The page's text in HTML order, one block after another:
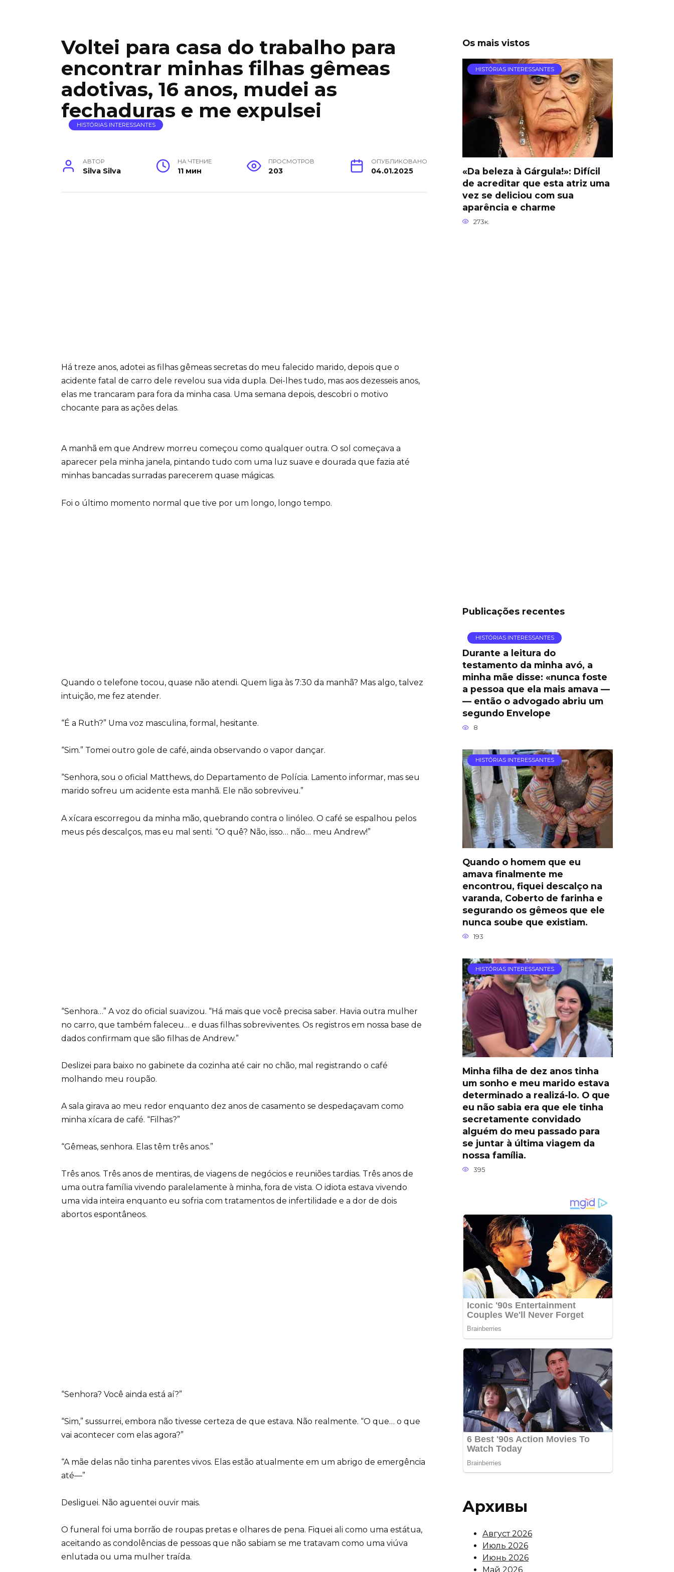
Voltei para casa do trabalho para
encontrar minhas filhas gêmeas
adotivas, 16 anos, mudei as
fechaduras e me expulsei
HISTÓRIAS INTERESSANTES
АВТОР
Silva Silva
НА ЧТЕНИЕ
11 мин
ПРОСМОТРОВ
203
ОПУБЛИКОВАНО
04.01.2025
Há treze anos, adotei as filhas gêmeas secretas do meu falecido marido, depois que o
acidente fatal de carro dele revelou sua vida dupla. Dei-lhes tudo, mas aos dezesseis anos,
elas me trancaram para fora da minha casa. Uma semana depois, descobri o motivo
chocante para as ações delas.
A manhã em que Andrew morreu começou como qualquer outra. O sol começava a
aparecer pela minha janela, pintando tudo com uma luz suave e dourada que fazia até
minhas bancadas surradas parecerem quase mágicas.
Foi o último momento normal que tive por um longo, longo tempo.
Quando o telefone tocou, quase não atendi. Quem liga às 7:30 da manhã? Mas algo, talvez
intuição, me fez atender.
“É a Ruth?” Uma voz masculina, formal, hesitante.
“Sim.” Tomei outro gole de café, ainda observando o vapor dançar.
“Senhora, sou o oficial Matthews, do Departamento de Polícia. Lamento informar, mas seu
marido sofreu um acidente esta manhã. Ele não sobreviveu.”
A xícara escorregou da minha mão, quebrando contra o linóleo. O café se espalhou pelos
meus pés descalços, mas eu mal senti. “O quê? Não, isso… não… meu Andrew!”
“Senhora…” A voz do oficial suavizou. “Há mais que você precisa saber. Havia outra mulher
no carro, que também faleceu… e duas filhas sobreviventes. Os registros em nossa base de
dados confirmam que são filhas de Andrew.”
Deslizei para baixo no gabinete da cozinha até cair no chão, mal registrando o café
molhando meu roupão.
A sala girava ao meu redor enquanto dez anos de casamento se despedaçavam como
minha xícara de café. “Filhas?”
“Gêmeas, senhora. Elas têm três anos.”
Três anos. Três anos de mentiras, de viagens de negócios e reuniões tardias. Três anos de
uma outra família vivendo paralelamente à minha, fora de vista. O idiota estava vivendo
uma vida inteira enquanto eu sofria com tratamentos de infertilidade e a dor de dois
abortos espontâneos.
“Senhora? Você ainda está aí?”
“Sim,” sussurrei, embora não tivesse certeza de que estava. Não realmente. “O que… o que
vai acontecer com elas agora?”
“A mãe delas não tinha parentes vivos. Elas estão atualmente em um abrigo de emergência
até—”
Desliguei. Não aguentei ouvir mais.
O funeral foi uma borrão de roupas pretas e olhares de pena. Fiquei ali como uma estátua,
aceitando as condolências de pessoas que não sabiam se me tratavam como uma viúva
enlutada ou uma mulher traída.
Os mais vistos
HISTÓRIAS INTERESSANTES
«Da beleza à Gárgula!»: Difícil
de acreditar que esta atriz uma
vez se deliciou com sua
aparência e charme
273к.
Publicações recentes
HISTÓRIAS INTERESSANTES
Durante a leitura do
testamento da minha avó, a
minha mãe disse: «nunca foste
a pessoa que ela mais amava —
— então o advogado abriu um
segundo Envelope
8
HISTÓRIAS INTERESSANTES
Quando o homem que eu
amava finalmente me
encontrou, fiquei descalço na
varanda, Coberto de farinha e
segurando os gêmeos que ele
nunca soube que existiam.
193
HISTÓRIAS INTERESSANTES
Minha filha de dez anos tinha
um sonho e meu marido estava
determinado a realizá-lo. O que
eu não sabia era que ele tinha
secretamente convidado
alguém do meu passado para
se juntar à última viagem da
nossa família.
395
Архивы
Август 2026
Июль 2026
Июнь 2026
Май 2026